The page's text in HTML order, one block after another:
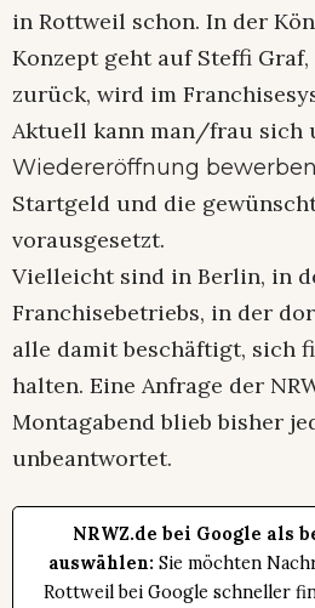
in Rottweil schon. In der
Konzept geht auf Steffi
zurück, wird im
Aktuell kann man/frau sich
Wiedereröffnung bewerben
Startgeld und die
vorausgesetzt.
Vielleicht sind in Berlin, in
Franchisebetriebs, in der
alle damit beschäftigt, sich
halten. Eine Anfrage der
Montagabend blieb bisher
unbeantwortet.
NRWZ.de bei Google als
auswählen: Sie möchten
Rottweil bei Google schneller